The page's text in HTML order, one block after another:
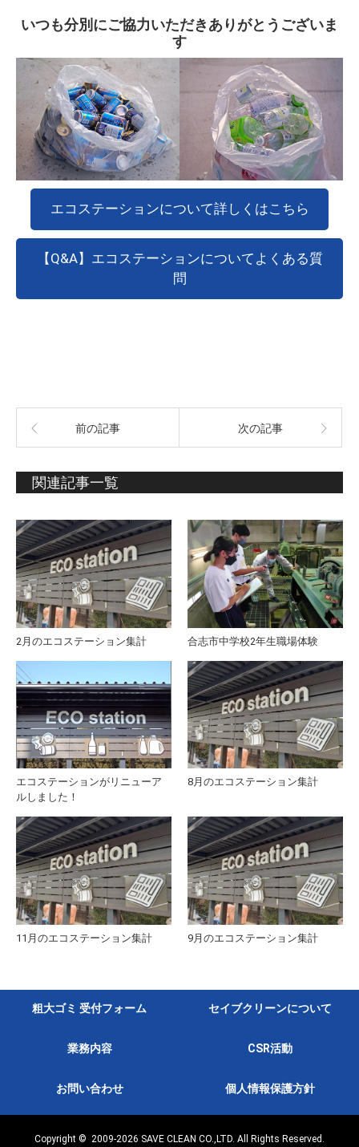
いつも分別にご協力いただきありがとうございま
す
エコステーションについて詳しくはこちら
【Q&A】エコステーションについてよくある質
問
前の記事 次の記事
関連記事一覧
2月のエコステーション集計 合志市中学校2年生職場体験
エコステーションがリニューア
ルしました！
8月のエコステーション集計
11月のエコステーション集計 9月のエコステーション集計
粗大ゴミ 受付フォーム セイブクリーンについて
業務内容 CSR活動
お問い合わせ 個人情報保護方針
Copyright © 2009-2026 SAVE CLEAN CO.,LTD. All Rights Reserved.